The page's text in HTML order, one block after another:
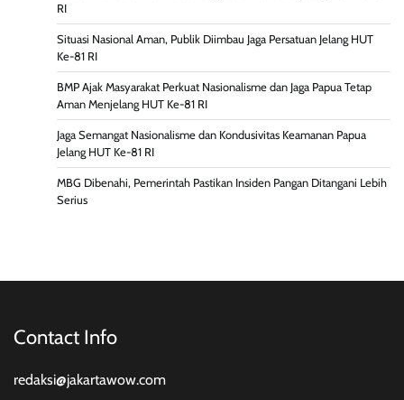
RI
Situasi Nasional Aman, Publik Diimbau Jaga Persatuan Jelang HUT
Ke-81 RI
BMP Ajak Masyarakat Perkuat Nasionalisme dan Jaga Papua Tetap
Aman Menjelang HUT Ke-81 RI
Jaga Semangat Nasionalisme dan Kondusivitas Keamanan Papua
Jelang HUT Ke-81 RI
MBG Dibenahi, Pemerintah Pastikan Insiden Pangan Ditangani Lebih
Serius
Contact Info
redaksi@jakartawow.com